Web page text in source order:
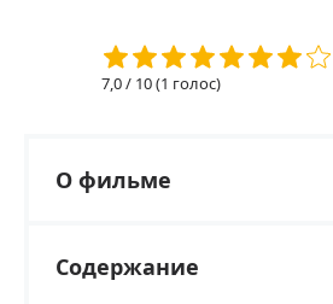
7,0/ 10 (1 голос)
О фильме
Содержание